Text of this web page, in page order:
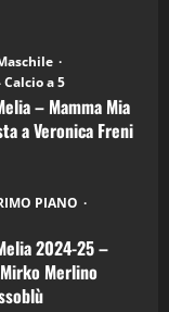
Calcio a 5
– Mamma Mia
a Veronica Freni
PIANO
2024-25 –
Merlino
28^ Puntata
27^ Puntata